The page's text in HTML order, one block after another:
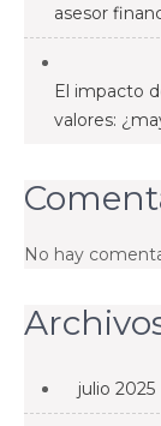
asesor
El impacto
valores:
No hay
julio 2025